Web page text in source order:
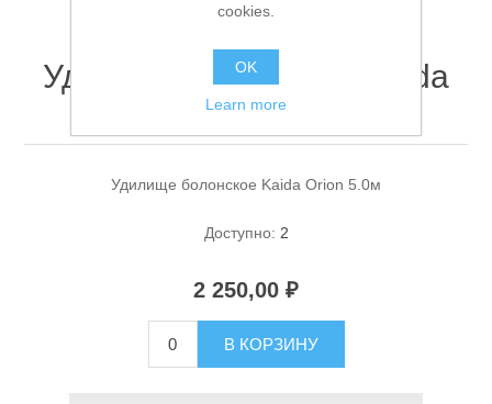
Удилище болонское Kaida
Orion 5.0м
Удилище болонское Kaida Orion 5.0м
Доступно: 2
2 250,00 ₽
В КОРЗИНУ
cookies.
OK
Learn more